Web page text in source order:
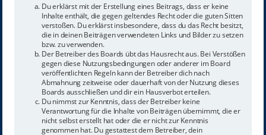
Du erklärst mit der Erstellung eines Beitrags, dass er keine
Inhalte enthält, die gegen geltendes Recht oder die guten Sitten
verstoßen. Du erklärst insbesondere, dass du das Recht besitzt,
die in deinen Beiträgen verwendeten Links und Bilder zu setzen
bzw. zu verwenden.
Der Betreiber des Boards übt das Hausrecht aus. Bei Verstößen
gegen diese Nutzungsbedingungen oder anderer im Board
veröffentlichten Regeln kann der Betreiber dich nach
Abmahnung zeitweise oder dauerhaft von der Nutzung dieses
Boards ausschließen und dir ein Hausverbot erteilen.
Du nimmst zur Kenntnis, dass der Betreiber keine
Verantwortung für die Inhalte von Beiträgen übernimmt, die er
nicht selbst erstellt hat oder die er nicht zur Kenntnis
genommen hat. Du gestattest dem Betreiber, dein